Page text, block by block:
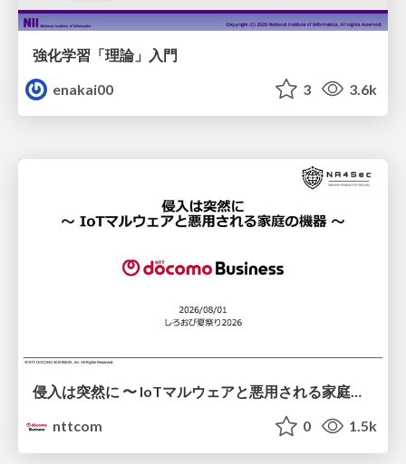
強化学習「理論」入門
enakai00
3 3.6k
侵入は突然に 〜 IoTマルウェアと悪用される家庭の機器 ～ / When Intrusion Strikes: IoT Malware and the Abuse of Home Devices
nttcom
0 1.5k